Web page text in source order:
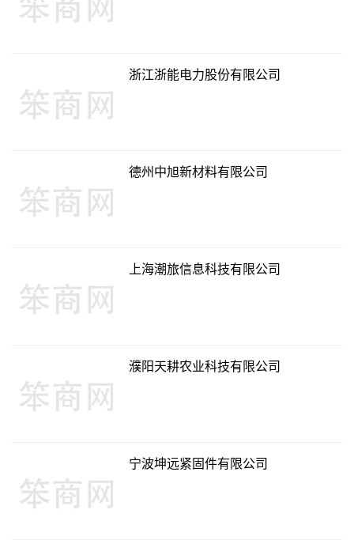
浙江浙能电力股份有限公司
德州中旭新材料有限公司
上海潮旅信息科技有限公司
濮阳天耕农业科技有限公司
宁波坤远紧固件有限公司